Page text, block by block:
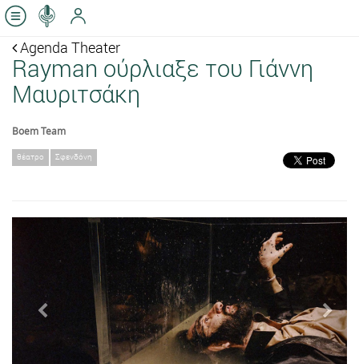
Agenda Theater
Rayman ούρλιαξε του Γιάννη
Μαυριτσάκη
Boem Team
θέατρο Σφενδόνη
Previous Next